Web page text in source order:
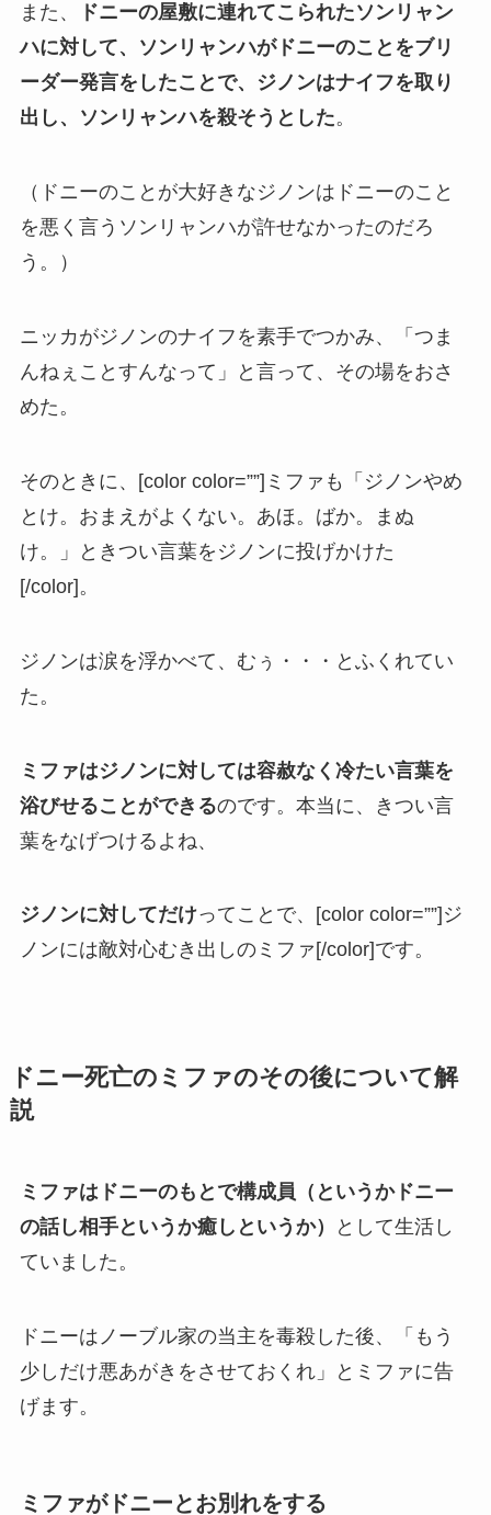
また、
ドニーの屋敷に連れてこられたソンリャン
ハに対して、ソンリャンハがドニーのことをブリ
ーダー発言をしたことで、ジノンはナイフを取り
出し、ソンリャンハを殺そうとした。
（ドニーのことが大好きなジノンはドニーのこと
を悪く言うソンリャンハが許せなかったのだろ
う。）
ニッカがジノンのナイフを素手でつかみ、「つま
んねぇことすんなって」と言って、その場をおさ
めた。
そのときに、[color color=””]ミファも「ジノンやめ
とけ。おまえがよくない。あほ。ばか。まぬ
け。」ときつい言葉をジノンに投げかけた
[/color]。
ジノンは涙を浮かべて、むぅ・・・とふくれてい
た。
ミファはジノンに対しては容赦なく冷たい言葉を
浴びせることができるのです。本当に、きつい言
葉をなげつけるよね、
ジノンに対してだけってことで、[color color=””]ジ
ノンには敵対心むき出しのミファ[/color]です。
ドニー死亡のミファのその後について解
説
ミファはドニーのもとで構成員（というかドニー
の話し相手というか癒しというか）
として生活し
ていました。
ドニーはノーブル家の当主を毒殺した後、「もう
少しだけ悪あがきをさせておくれ」とミファに告
げます。
ミファがドニーとお別れをする